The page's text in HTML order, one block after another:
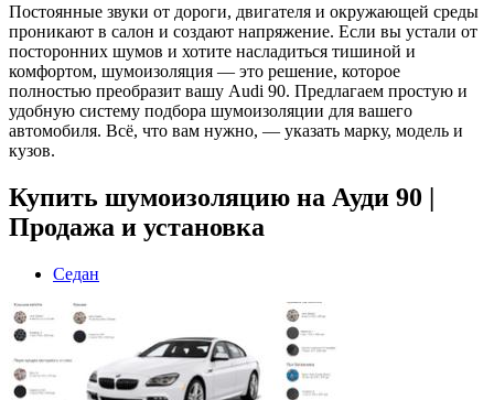
Постоянные звуки от дороги, двигателя и окружающей среды
проникают в салон и создают напряжение. Если вы устали от
посторонних шумов и хотите насладиться тишиной и
комфортом, шумоизоляция — это решение, которое
полностью преобразит вашу Audi 90. Предлагаем простую и
удобную систему подбора шумоизоляции для вашего
автомобиля. Всё, что вам нужно, — указать марку, модель и
кузов.
Купить шумоизоляцию на Ауди 90 |
Продажа и установка
Седан